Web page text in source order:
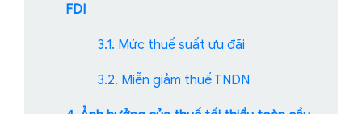
FDI
3.1. Mức thuế suất ưu đãi
3.2. Miễn giảm thuế TNDN